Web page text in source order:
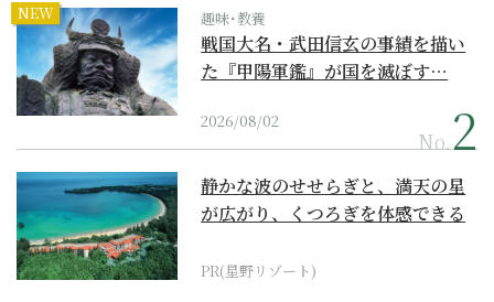
NEW 趣味･教養
戦国大名・武田信玄の事績を描い
た『甲陽軍鑑』が国を滅ぼす…
2026/08/02
No.
静かな波のせせらぎと、満天の星
が広がり、くつろぎを体感できる
PR(星野リゾート)